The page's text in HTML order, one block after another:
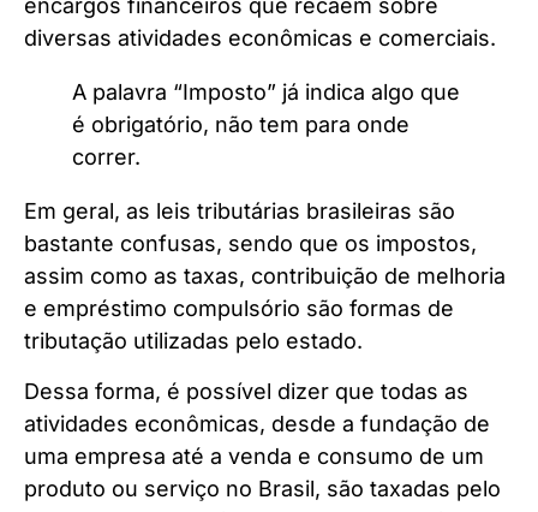
encargos financeiros que recaem sobre
diversas atividades econômicas e comerciais.
A palavra “Imposto” já indica algo que
é obrigatório, não tem para onde
correr.
Em geral, as leis tributárias brasileiras são
bastante confusas, sendo que os impostos,
assim como as taxas, contribuição de melhoria
e empréstimo compulsório são formas de
tributação utilizadas pelo estado.
Dessa forma, é possível dizer que todas as
atividades econômicas, desde a fundação de
uma empresa até a venda e consumo de um
produto ou serviço no Brasil, são taxadas pelo